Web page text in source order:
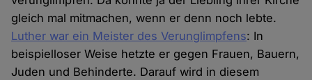
gleich mal mitmachen, wenn er denn noch lebte.
Luther war ein Meister des Verunglimpfens: In
beispielloser Weise hetzte er gegen Frauen, Bauern,
Juden und Behinderte. Darauf wird in diesem